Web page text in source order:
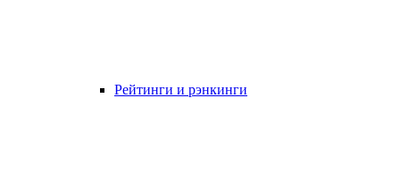
Рейтинги и рэнкинги